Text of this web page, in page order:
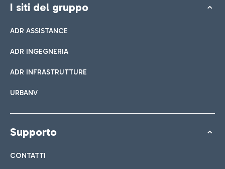
I siti del gruppo
ADR ASSISTANCE
ADR INGEGNERIA
ADR INFRASTRUTTURE
URBANV
Supporto
CONTATTI